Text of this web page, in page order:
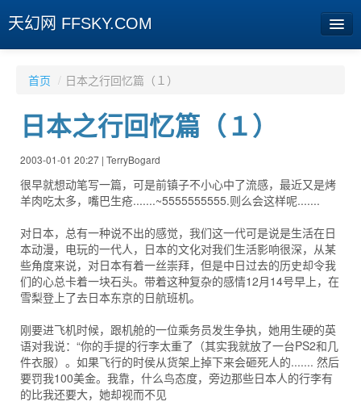
天幻网 FFSKY.COM
周边
专题
相册
社区
旧版临时
[登陆] [注册]
首页 / 日本之行回忆篇（１）
日本之行回忆篇（１）
2003-01-01 20:27 | TerryBogard
很早就想动笔写一篇，可是前镇子不小心中了流感，最近又是烤
羊肉吃太多，嘴巴生疮.......~5555555555.则么会这样呢.......
对日本，总有一种说不出的感觉，我们这一代可是说是生活在日
本动漫，电玩的一代人，日本的文化对我们生活影响很深，从某
些角度来说，对日本有着一丝崇拜，但是中日过去的历史却令我
们的心总卡着一块石头。带着这种复杂的感情12月14号早上，在
雪梨登上了去日本东京的日航班机。
刚要进飞机时候，跟机舱的一位乘务员发生争执，她用生硬的英
语对我说：“你的手提的行李太重了（其实我就放了一台PS2和几
件衣服）。如果飞行的时侯从货架上掉下来会砸死人的....... 然后
要罚我100美金。我靠，什么鸟态度，旁边那些日本人的行李有
的比我还要大，她却视而不见